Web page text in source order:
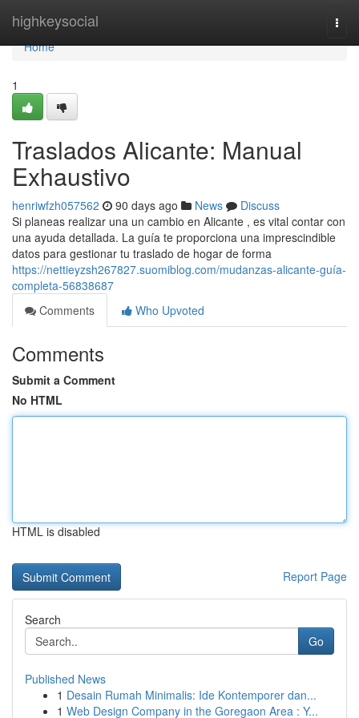
highkeysocial
Home
Home
1
Traslados Alicante: Manual
Exhaustivo
henriwfzh057562 90 days ago News
Discuss
Si planeas realizar una un cambio en Alicante , es vital contar con
una ayuda detallada. La guía te proporciona una imprescindible
datos para gestionar tu traslado de hogar de forma
https://nettieyzsh267827.suomiblog.com/mudanzas-alicante-guía-
completa-56838687
Comments
Who Upvoted
Comments
Submit a Comment
No HTML
HTML is disabled
Report Page
Search
Go
Published News
1 Desain Rumah Minimalis: Ide Kontemporer dan...
1 Web Design Company in the Goregaon Area : Y...